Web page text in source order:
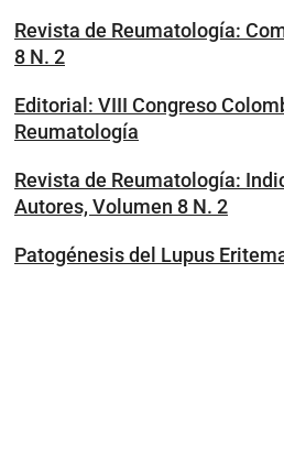
Revista de Reumatología:
8 N. 2
Editorial: VIII Congreso
Reumatología
Revista de Reumatología:
Autores, Volumen 8 N. 2
Patogénesis del Lupus